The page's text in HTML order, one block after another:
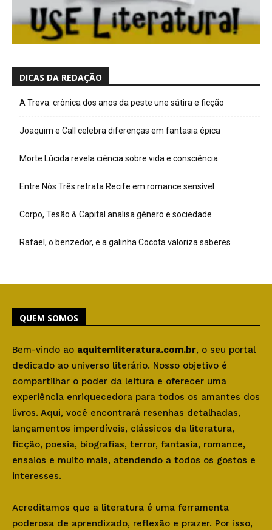
DICAS DA REDAÇÃO
A Treva: crônica dos anos da peste une sátira e ficção
Joaquim e Call celebra diferenças em fantasia épica
Morte Lúcida revela ciência sobre vida e consciência
Entre Nós Três retrata Recife em romance sensível
Corpo, Tesão & Capital analisa gênero e sociedade
Rafael, o benzedor, e a galinha Cocota valoriza saberes
QUEM SOMOS
Bem-vindo ao aquitemliteratura.com.br, o seu portal
dedicado ao universo literário. Nosso objetivo é
compartilhar o poder da leitura e oferecer uma
experiência enriquecedora para todos os amantes dos
livros. Aqui, você encontrará resenhas detalhadas,
lançamentos imperdíveis, clássicos da literatura,
ficção, poesia, biografias, terror, fantasia, romance,
ensaios e muito mais, atendendo a todos os gostos e
interesses.
Acreditamos que a literatura é uma ferramenta
poderosa de aprendizado, reflexão e prazer. Por isso,